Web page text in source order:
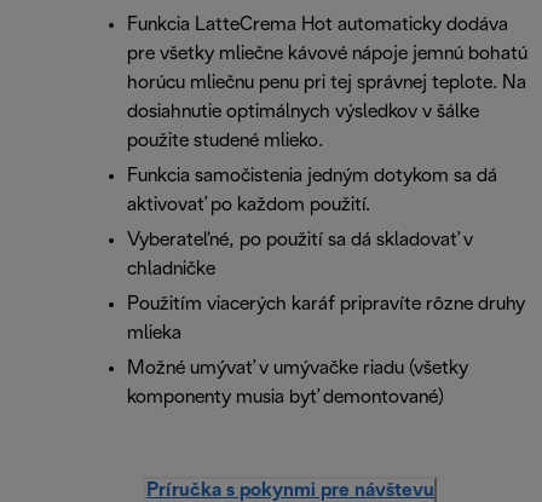
Funkcia LatteCrema Hot automaticky dodáva
pre všetky mliečne kávové nápoje jemnú bohatú
horúcu mliečnu penu pri tej správnej teplote. Na
dosiahnutie optimálnych výsledkov v šálke
použite studené mlieko.
Funkcia samočistenia jedným dotykom sa dá
aktivovať po každom použití.
Vyberateľné, po použití sa dá skladovať v
chladničke
Použitím viacerých karáf pripravíte rôzne druhy
mlieka
Možné umývať v umývačke riadu (všetky
komponenty musia byť demontované)
Príručka s pokynmi pre návštevu